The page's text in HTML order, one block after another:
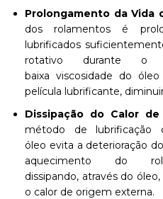
Prolongamento da Vida
dos rolamentos é
lubrificados
rotativo durante o
baixa viscosidade do
película lubrificante,
Dissipação do Calor
método de
óleo evita a deterioração
aquecimento do
dissipando, através do
o calor de origem externa.